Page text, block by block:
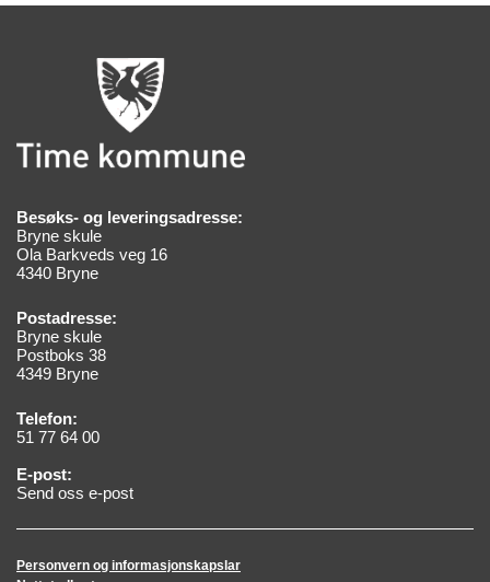
Besøks- og leveringsadresse:
Bryne skule
Ola Barkveds veg 16
4340 Bryne
Postadresse:
Bryne skule
Postboks 38
4349 Bryne
Telefon:
51 77 64 00
E-post:
Send oss e-post
Personvern og informasjonskapslar